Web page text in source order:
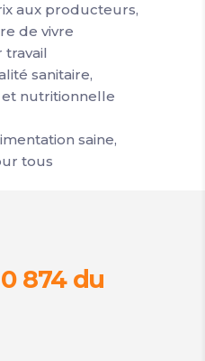
aux producteurs,
de vivre
sanitaire,
nutritionnelle
saine,
tous
874 du